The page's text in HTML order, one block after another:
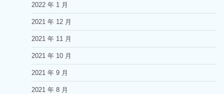
2022 年 1 月
2021 年 12 月
2021 年 11 月
2021 年 10 月
2021 年 9 月
2021 年 8 月